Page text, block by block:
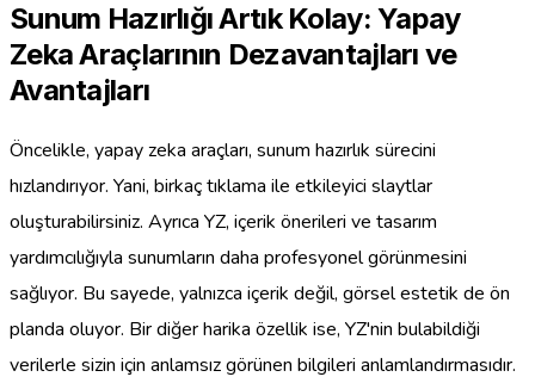
Sunum Hazırlığı Artık Kolay: Yapay
Zeka Araçlarının Dezavantajları ve
Avantajları
Öncelikle, yapay zeka araçları, sunum hazırlık sürecini
hızlandırıyor. Yani, birkaç tıklama ile etkileyici slaytlar
oluşturabilirsiniz. Ayrıca YZ, içerik önerileri ve tasarım
yardımcılığıyla sunumların daha profesyonel görünmesini
sağlıyor. Bu sayede, yalnızca içerik değil, görsel estetik de ön
planda oluyor. Bir diğer harika özellik ise, YZ'nin bulabildiği
verilerle sizin için anlamsız görünen bilgileri anlamlandırmasıdır.